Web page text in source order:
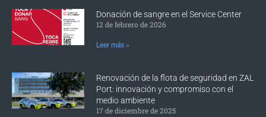
Donación de sangre en el Service Center
12 de febrero de 2026
Leer más »
Renovación de la flota de seguridad en ZAL
Port: innovación y compromiso con el
medio ambiente
17 de diciembre de 2025